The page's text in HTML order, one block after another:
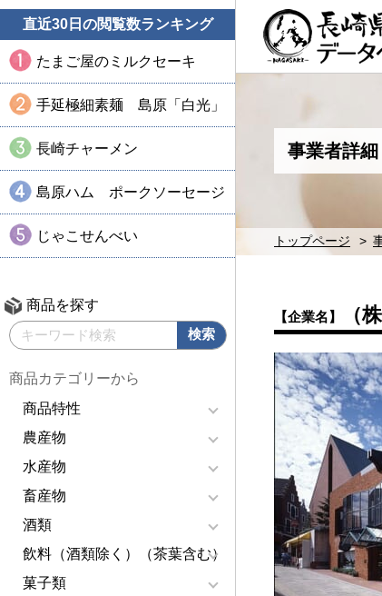
直近30日の閲覧数ランキング
たまご屋のミルクセーキ
手延極細素麺 島原「白光」
長崎チャーメン
島原ハム ポークソーセージ
じゃこせんべい
商品を探す
商品カテゴリーから
商品特性
農産物
水産物
畜産物
酒類
飲料（酒類除く）（茶葉含む）
菓子類
事業者詳細
トップページ
【企業名】 （